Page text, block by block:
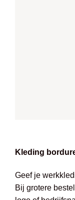
Kleding
Geef je
Bij grotere